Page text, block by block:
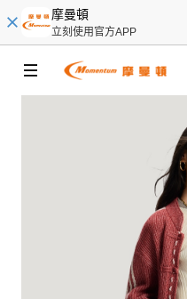
摩曼頓
立刻使用官方APP